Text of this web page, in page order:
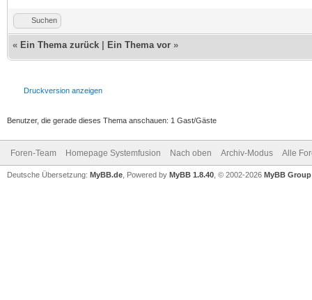
Suchen
« Ein Thema zurück Ein Thema vor »
Druckversion anzeigen
Benutzer, die gerade dieses Thema anschauen: 1 Gast/Gäste
Foren-Team Homepage Systemfusion Nach oben Archiv-Modus Alle
Deutsche Übersetzung: MyBB.de , Powered by MyBB 1.8.40 , © 2002-2026 MyBB Group